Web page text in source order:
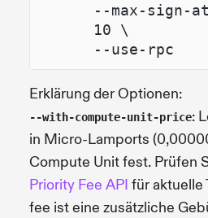
--max-sign-
10 \
--use-rpc
Erklärung der Optionen:
--with-compute-unit-price:
in Micro-Lamports
Compute Unit fest. Prüfen
Priority Fee API für aktuelle
fee ist eine zusätzliche